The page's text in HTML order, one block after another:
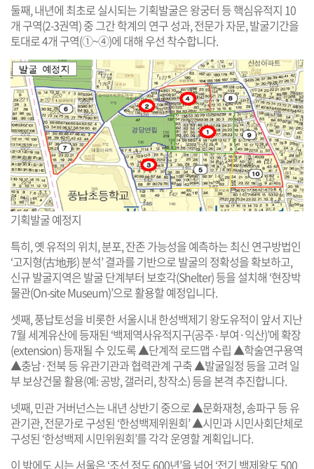
둘째, 내년에 최초로 실시되는 기획발굴은 왕궁터 등 핵심유적지 10
개 구역(2-3권역) 중 그간 학계의 연구 성과, 전문가 자문, 발굴기간을
토대로 4개 구역(①~④)에 대해 우선 착수합니다.
기획발굴 예정지
특히, 옛 유적의 위치, 분포, 잔존 가능성을 예측하는 최신 연구방법인
‘고지형(古地形) 분석’ 결과를 기반으로 발굴의 정확성을 확보하고,
신규 발굴지역은 발굴 단계부터 보호각(Shelter) 등을 설치해 ‘현장박
물관(On-site Museum)’으로 활용할 예정입니다.
셋째, 풍납토성을 비롯한 서울시내 한성백제기 왕도유적이 앞서 지난
7월 세계유산에 등재된 ‘백제역사유적지구(공주·부여·익산)’에 확장
(extension) 등재될 수 있도록 ▲단계적 로드맵 수립 ▲학술연구용역
▲충남·전북 등 유관기관과 협력관계 구축 ▲발굴일정 등을 고려 일
부 보상건물 활용(예: 공방, 갤러리, 창작소) 등을 본격 추진합니다.
넷째, 민관 거버넌스는 내년 상반기 중으로 ▲문화재청, 송파구 등 유
관기관, 전문가로 구성된 ‘한성백제위원회’ ▲시민과 시민사회단체로
구성된 ‘한성백제 시민위원회’를 각각 운영할 계획입니다.
이 밖에도 시는 서울은 ‘조선 정도 600년’을 넘어 ‘전기 백제왕도 500